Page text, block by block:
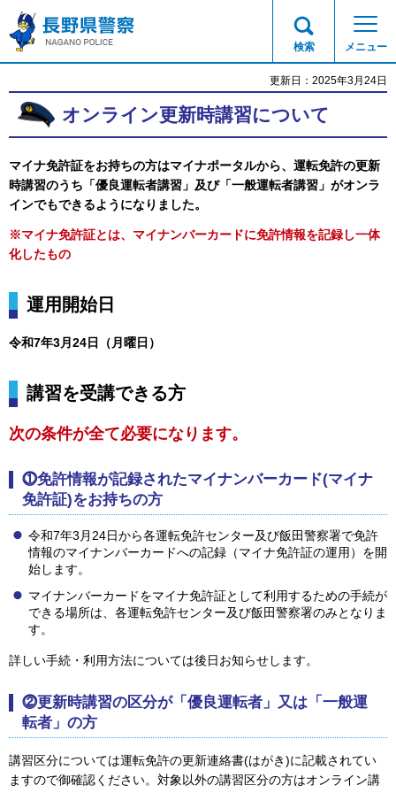
長野県警察
検索 メニュー
更新日：2025年3月24日
オンライン更新時講習について
マイナ免許証をお持ちの方はマイナポータルから、運転免許の更新
時講習のうち「優良運転者講習」及び「一般運転者講習」がオンラ
インでもできるようになりました。
※マイナ免許証とは、マイナンバーカードに免許情報を記録し一体
化したもの
運用開始日
令和7年3月24日（月曜日）
講習を受講できる方
次の条件が全て必要になります。
⓵免許情報が記録されたマイナンバーカード(マイナ
免許証)をお持ちの方
令和7年3月24日から各運転免許センター及び飯田警察署で免許
情報のマイナンバーカードへの記録（マイナ免許証の運用）を開
始します。
マイナンバーカードをマイナ免許証として利用するための手続が
できる場所は、各運転免許センター及び飯田警察署のみとなりま
す。
詳しい手続・利用方法については後日お知らせします。
⓶更新時講習の区分が「優良運転者」又は「一般運
転者」の方
講習区分については運転免許の更新連絡書(はがき)に記載されてい
ますので御確認ください。対象以外の講習区分の方はオンライン講